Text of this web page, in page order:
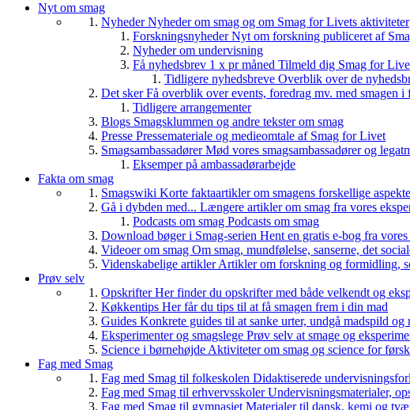
Nyt om smag
NyhederNyheder om smag og om Smag for Livets aktiviteter
ForskningsnyhederNyt om forskning publiceret af
Nyheder om undervisning
Få nyhedsbrev 1 x pr måned Tilmeld dig Smag for
Tidligere nyhedsbreve Overblik over de
Det skerFå overblik over events, foredrag mv. med smagen i
Tidligere arrangementer
Blogs Smagsklummen og andre tekster om smag
Presse Pressemateriale og medieomtale af Smag for Livet
SmagsambassadørerMød vores smagsambassadører og
Eksemper på ambassadørarbejde
Fakta om smag
Smagswiki Korte faktaartikler om smagens forskellige
Gå i dybden med... Længere artikler om smag fra vores
Podcasts om smag Podcasts om smag
Download bøger i Smag-serien Hent en gratis e-bog fra
Videoer om smag Om smag, mundfølelse, sanserne, det
Videnskabelige artiklerArtikler om forskning og formidling,
Prøv selv
OpskrifterHer finder du opskrifter med både velkendt og
Køkkentips Her får du tips til at få smagen frem i din mad
Guides Konkrete guides til at sanke urter, undgå madspild og
Eksperimenter og smagslege Prøv selv at smage og
Science i børnehøjde Aktiviteter om smag og science for
Fag med Smag
Fag med Smag til folkeskolen Didaktiserede
Fag med Smag til erhvervsskolerUndervisningsmaterialer,
Fag med Smag til gymnasiet Materialer til dansk, kemi og